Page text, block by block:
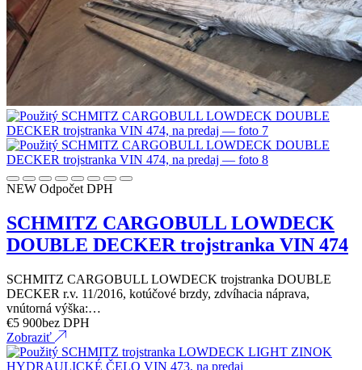
NEW Odpočet DPH
SCHMITZ CARGOBULL LOWDECK
DOUBLE DECKER trojstranka VIN 474
SCHMITZ CARGOBULL LOWDECK trojstranka DOUBLE
DECKER r.v. 11/2016, kotúčové brzdy, zdvíhacia náprava,
vnútorná výška:…
€5 900bez DPH
Zobraziť